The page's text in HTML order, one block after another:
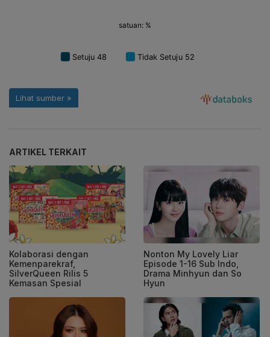
ARTIKEL TERKAIT
Kolaborasi dengan
Kemenparekraf,
SilverQueen Rilis 5
Kemasan Spesial
Nonton My Lovely Liar
Episode 1-16 Sub Indo,
Drama Minhyun dan So
Hyun